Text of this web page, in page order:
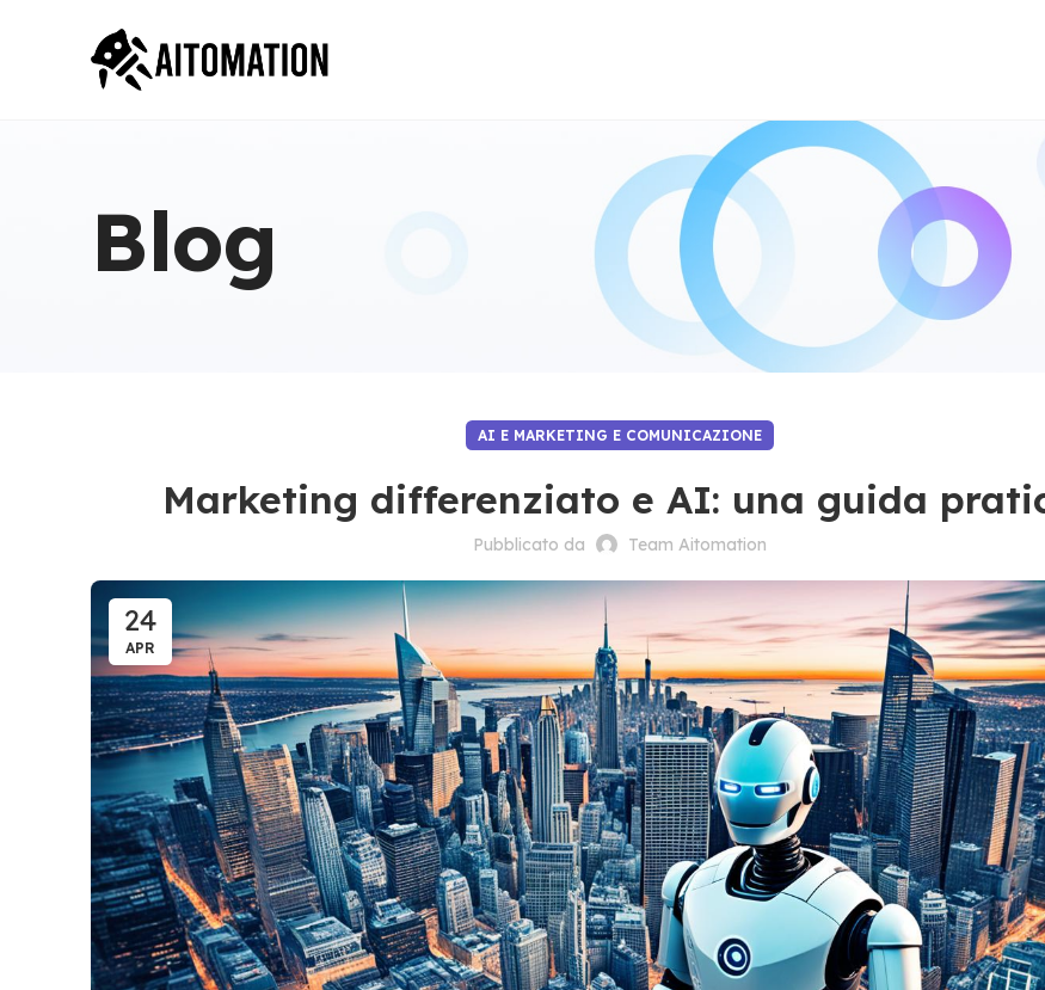
Blog
AI E MARKETING E COMUNICAZIONE
Marketing differenziato e AI: una guida
Pubblicato da Team Aitomation
24
APR